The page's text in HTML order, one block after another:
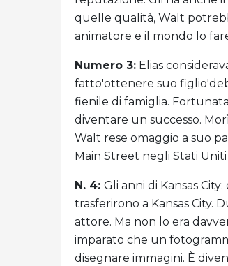
quelle qualità, Walt
animatore e il mondo lo
Numero 3: Elias
fatto'ottenere suo
fienile di famiglia.
diventare un successo.
Walt rese omaggio a suo
Main Street negli Stati Uniti
N. 4: Gli anni di Kansas
trasferirono a Kansas City.
attore. Ma non lo era
imparato che un
disegnare immagini. È